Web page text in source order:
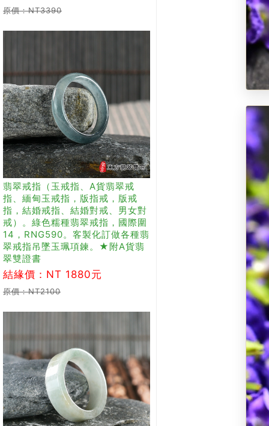
原價：NT3390
翡翠戒指（玉戒指、A貨翡翠戒
指、緬甸玉戒指，版指戒，版戒
指，結婚戒指、結婚對戒、男女對
戒）。綠色糯種翡翠戒指，國際圍
14，RNG590。客製化訂做各種翡
翠戒指吊墜玉珮項鍊。★附A貨翡
翠雙證書
結緣價：NT 1880元
原價：NT2100